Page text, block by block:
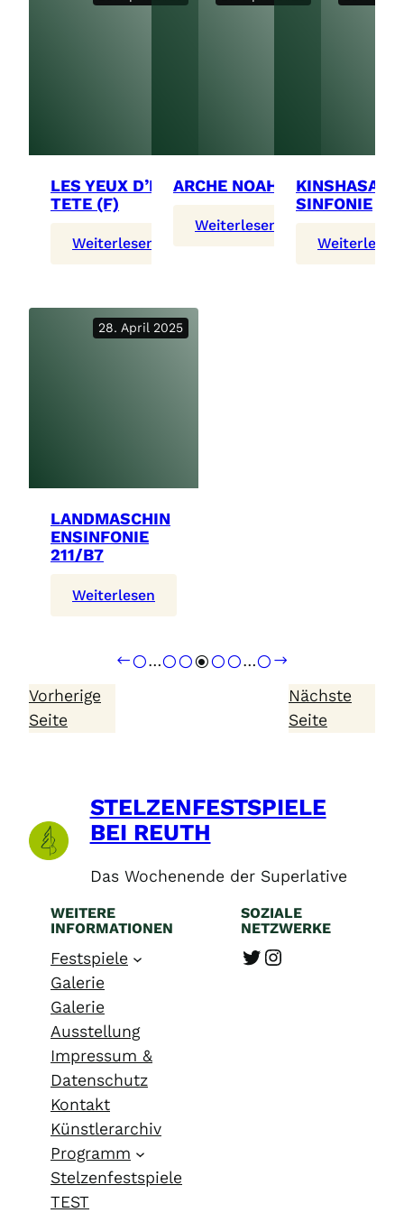
LES YEUX D’LA
TETE (F)
Weiterlesen
D’la
Tete
ARCHE NOAH
Weiterlesen
Arche
KINSHASA
SINFONIE
Weiterlesen
28. April 2025
LANDMASCHIN
ENSINFONIE
211/B7
Weiterlesen
…
…
Vorherige
Seite
Nächste
Seite
STELZENFESTSPIELE
BEI REUTH
Das Wochenende der Superlative
WEITERE
INFORMATIONEN
Festspiele
Galerie
Galerie
Ausstellung
Impressum &
Datenschutz
Kontakt
Künstlerarchiv
Programm
Stelzenfestspiele
TEST
SOZIALE
NETZWERKE
Twitter Instagram